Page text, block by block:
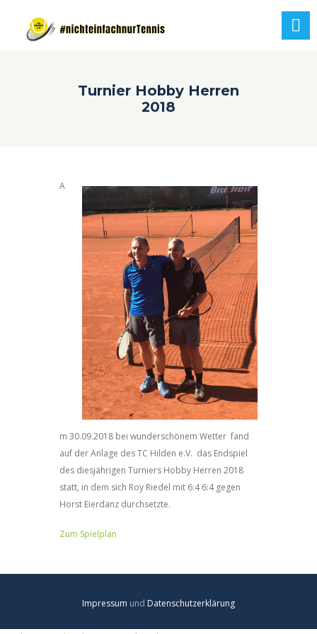
Turnier Hobby Herren
2018
A
m 30.09.2018 bei wunderschönem Wetter fand
auf der Anlage des TC Hilden e.V. das Endspiel
des diesjährigen Turniers Hobby Herren 2018
statt, in dem sich Roy Riedel mit 6:4 6:4 gegen
Horst Eierdanz durchsetzte.
Zum Spielplan
Impressum und Datenschutzerklärung